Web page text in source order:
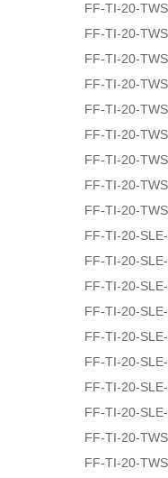
FF-TI-20-
FF-TI-20-
FF-TI-20-
FF-TI-20-
FF-TI-20-
FF-TI-20-
FF-TI-20-
FF-TI-20-
FF-TI-20-
FF-TI-20-
FF-TI-20-
FF-TI-20-
FF-TI-20-
FF-TI-20-
FF-TI-20-
FF-TI-20-
FF-TI-20-
FF-TI-20-
FF-TI-20-